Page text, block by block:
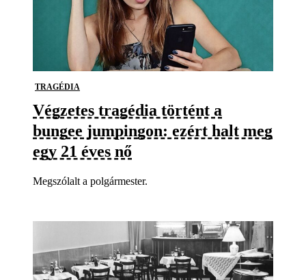
TRAGÉDIA
Végzetes tragédia történt a
bungee jumpingon: ezért halt meg
egy 21 éves nő
Megszólalt a polgármester.